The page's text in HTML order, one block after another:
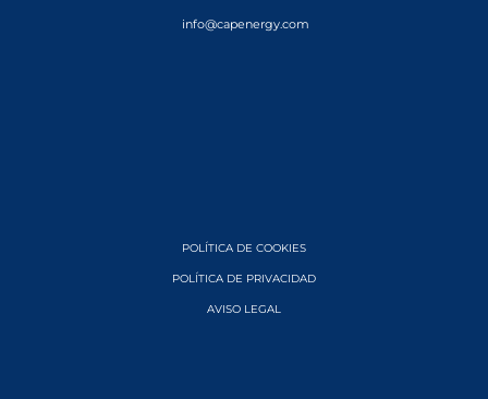
info@capenergy.com
POLÍTICA DE COOKIES
POLÍTICA DE PRIVACIDAD
AVISO LEGAL